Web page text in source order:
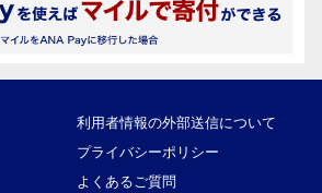
利用者情報の外部送信について
プライバシーポリシー
よくあるご質問